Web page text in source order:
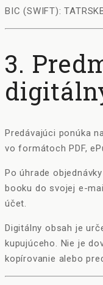
BIC (SWIFT):
3.
Predávajúci ponúka
vo formátoch PDF,
Po úhrade
booku do svojej e-
účet.
Digitálny obsah je
kupujúceho. Nie je
kopírovanie alebo